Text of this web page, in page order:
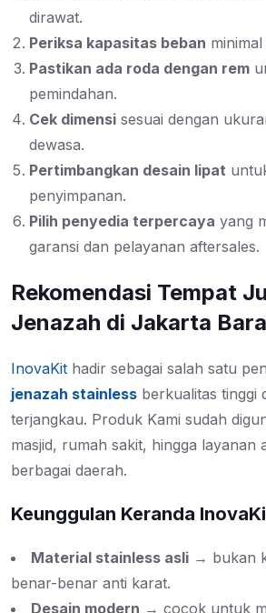
dirawat.
Periksa kapasitas beban
Pastikan ada roda dengan rem
pemindahan.
Cek dimensi sesuai dengan
dewasa.
Pertimbangkan desain lipat
penyimpanan.
Pilih penyedia terpercaya yang
garansi dan pelayanan aftersales.
Rekomendasi Tempat
Jenazah di Jakarta
InovaKit hadir sebagai salah satu
jenazah stainless berkualitas tinggi
terjangkau. Produk Kami sudah
masjid, rumah sakit, hingga layanan
berbagai daerah.
Keunggulan Keranda
Material stainless asli → bukan
benar-benar anti karat.
Desain modern → cocok untuk